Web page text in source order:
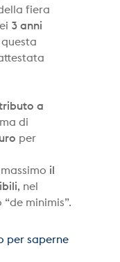
fiera
3 anni
a
di
per
il
, nel
minimis”.
per saperne